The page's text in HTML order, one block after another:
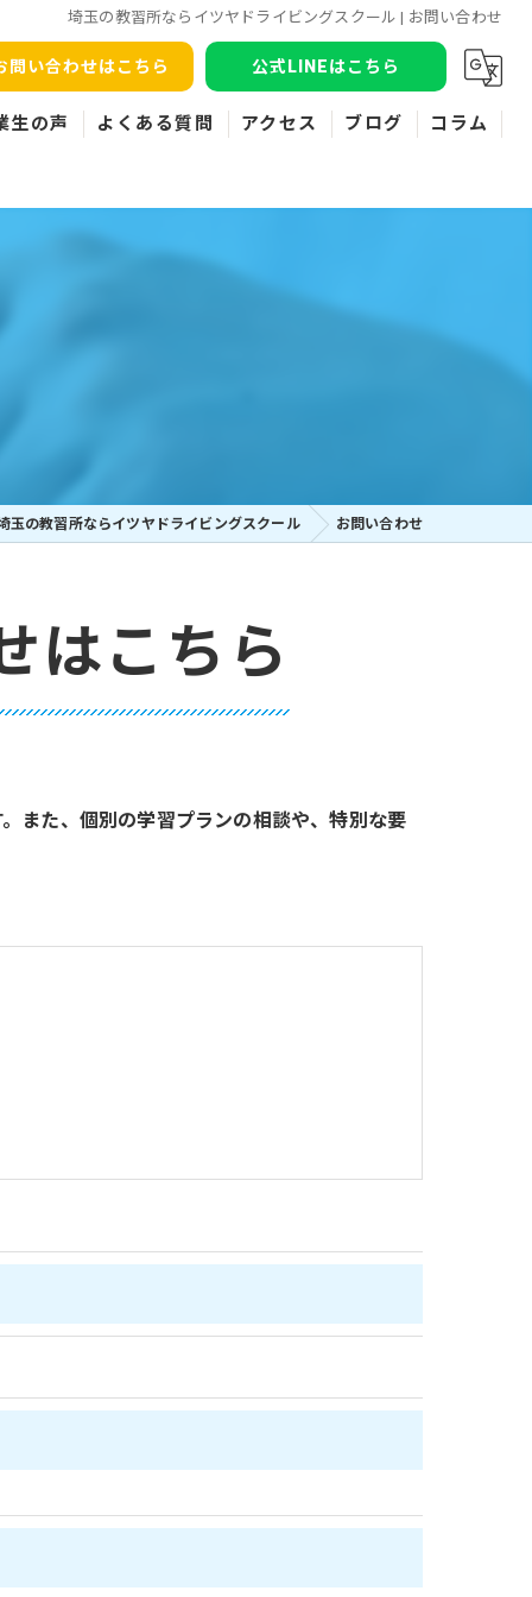
埼玉の教習所ならイツヤドライビングスクール | お問い合わせ
問い合わせはこちら 公式LINEはこちら
生の声 よくある質問 アクセス ブログ コラム
玉の教習所ならイツヤドライビングスクール お問い合わせ
はこちら
また、個別の学習プランの相談や、特別な要